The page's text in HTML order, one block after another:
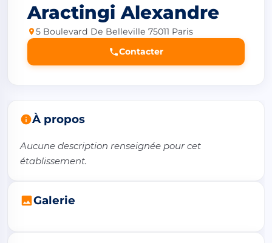
Aractingi Alexandre
5 Boulevard De Belleville 75011 Paris
Contacter
À propos
Aucune description renseignée pour cet
établissement.
Galerie